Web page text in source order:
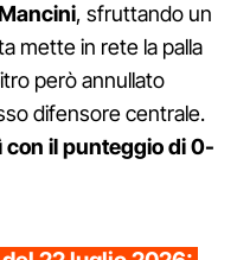
, sfruttando un
mette in rete la palla
però annullato
difensore centrale.
con il punteggio di 0-